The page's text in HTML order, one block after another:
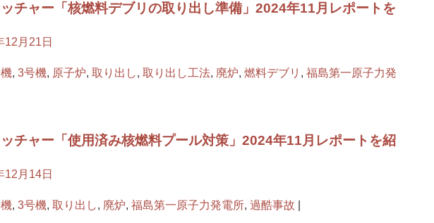
チャー「核燃料デブリの取り出し準備」2024年11月レポートを
12月21日
, 3号機, 原子炉, 取り出し, 取り出し工法, 廃炉, 燃料デブリ , 福島第一原子力発
チャー「使用済み核燃料プール対策」2024年11月レポートを紹
12月14日
, 3号機, 取り出し, 廃炉, 福島第一原子力発電所, 過酷事故